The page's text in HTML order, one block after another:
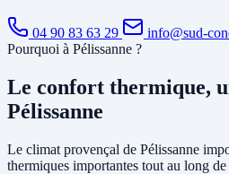
04 90 83 63 29
info@sud-
Pourquoi à Pélissanne ?
Le confort thermique,
Pélissanne
Le climat provençal de Pélissanne
thermiques importantes tout au long de